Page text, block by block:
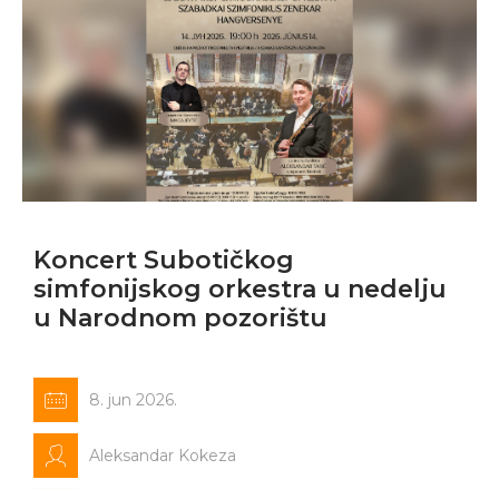
Koncert Subotičkog
simfonijskog orkestra u nedelju
u Narodnom pozorištu
8. jun 2026.
Aleksandar Kokeza